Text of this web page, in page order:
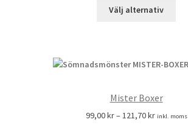
Välj alternativ
Mister Boxer
99,00kr–121,70kr inkl. moms